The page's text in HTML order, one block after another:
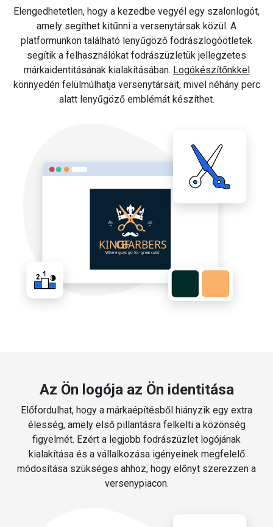
Elengedhetetlen, hogy a kezedbe vegyél egy szalonlogót,
amely segíthet kitűnni a versenytársak közül. A
platformunkon található lenyűgöző fodrászlogóötletek
segítik a felhasználókat fodrászüzletük jellegzetes
márkaidentitásának kialakításában. Logókészítőnkkel
könnyedén felülmúlhatja versenytársait, mivel néhány perc
alatt lenyűgöző emblémát készíthet.
Az Ön logója az Ön identitása
Előfordulhat, hogy a márkaépítésből hiányzik egy extra
élesség, amely első pillantásra felkelti a közönség
figyelmét. Ezért a legjobb fodrászüzlet logójának
kialakítása és a vállalkozása igényeinek megfelelő
módosítása szükséges ahhoz, hogy előnyt szerezzen a
versenypiacon.